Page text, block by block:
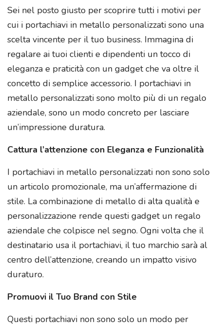
Sei nel posto giusto per scoprire tutti i motivi per
cui i portachiavi in metallo personalizzati sono una
scelta vincente per il tuo business. Immagina di
regalare ai tuoi clienti e dipendenti un tocco di
eleganza e praticità con un gadget che va oltre il
concetto di semplice accessorio. I portachiavi in
metallo personalizzati sono molto più di un regalo
aziendale, sono un modo concreto per lasciare
un’impressione duratura.
Cattura l’attenzione con Eleganza e Funzionalità
I portachiavi in metallo personalizzati non sono solo
un articolo promozionale, ma un’affermazione di
stile. La combinazione di metallo di alta qualità e
personalizzazione rende questi gadget un regalo
aziendale che colpisce nel segno. Ogni volta che il
destinatario usa il portachiavi, il tuo marchio sarà al
centro dell’attenzione, creando un impatto visivo
duraturo.
Promuovi il Tuo Brand con Stile
Questi portachiavi non sono solo un modo per